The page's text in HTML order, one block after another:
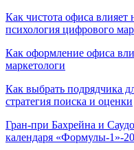
Как чистота офиса влияет
психология цифрового
Как оформление офиса
маркетологи
Как выбрать подрядчика
стратегия поиска и оценки
Гран-при Бахрейна и
календаря «Формулы-1»-